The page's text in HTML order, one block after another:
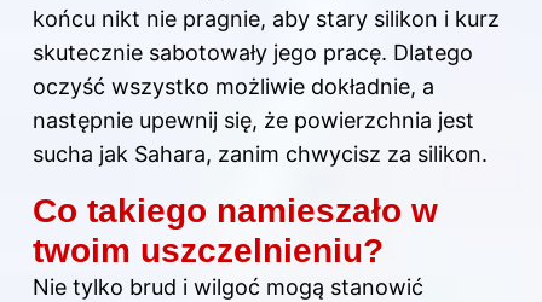
końcu nikt nie pragnie, aby stary silikon i kurz
skutecznie sabotowały jego pracę. Dlatego
oczyść wszystko możliwie dokładnie, a
następnie upewnij się, że powierzchnia jest
sucha jak Sahara, zanim chwycisz za silikon.
Co takiego namieszało w
twoim uszczelnieniu?
Nie tylko brud i wilgoć mogą stanowić